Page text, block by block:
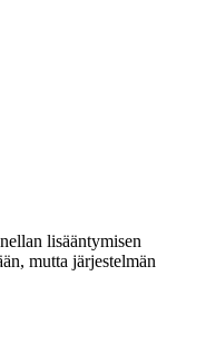
lisääntymisen
mutta järjestelmän